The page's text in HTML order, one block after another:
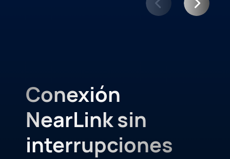
Conexión
NearLink sin
interrupciones